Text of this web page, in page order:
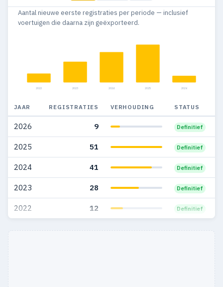
Aantal nieuwe eerste registraties per periode — inclusief
voertuigen die daarna zijn geëxporteerd.
2022 2023 2024 2025 2026
JAAR REGISTRATIES VERHOUDING STATUS
2026 9 Definitief
2025 51 Definitief
2024 41 Definitief
2023 28 Definitief
2022 12 Definitief